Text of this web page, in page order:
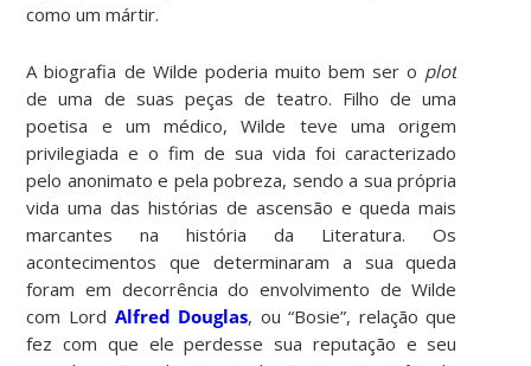
como um mártir.
A biografia de Wilde poderia muito bem ser o plot
de uma de suas peças de teatro. Filho de uma
poetisa e um médico, Wilde teve uma origem
privilegiada e o fim de sua vida foi caracterizado
pelo anonimato e pela pobreza, sendo a sua própria
vida uma das histórias de ascensão e queda mais
marcantes na história da Literatura. Os
acontecimentos que determinaram a sua queda
foram em decorrência do envolvimento de Wilde
com Lord Alfred Douglas, ou “Bosie”, relação que
fez com que ele perdesse sua reputação e seu